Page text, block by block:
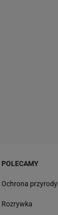
POLECAMY
Ochrona przyrody
Rozrywka